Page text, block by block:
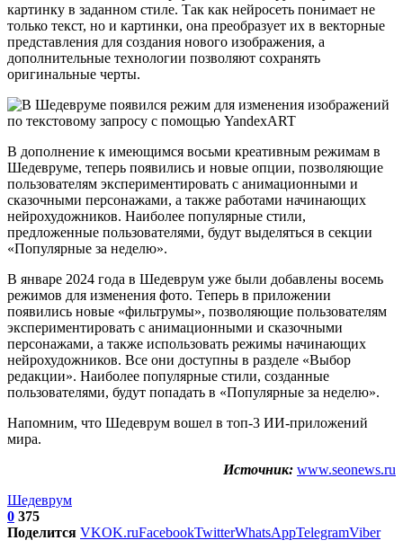
картинку в заданном стиле. Так как нейросеть понимает не
только текст, но и картинки, она преобразует их в векторные
представления для создания нового изображения, а
дополнительные технологии позволяют сохранять
оригинальные черты.
В дополнение к имеющимся восьми креативным режимам в
Шедевруме, теперь появились и новые опции, позволяющие
пользователям экспериментировать с анимационными и
сказочными персонажами, а также работами начинающих
нейрохудожников. Наиболее популярные стили,
предложенные пользователями, будут выделяться в секции
«Популярные за неделю».
В январе 2024 года в Шедеврум уже были добавлены восемь
режимов для изменения фото. Теперь в приложении
появились новые «фильтрумы», позволяющие пользователям
экспериментировать с анимационными и сказочными
персонажами, а также использовать режимы начинающих
нейрохудожников. Все они доступны в разделе «Выбор
редакции». Наиболее популярные стили, созданные
пользователями, будут попадать в «Популярные за неделю».
Напомним, что Шедеврум вошел в топ-3 ИИ-приложений
мира.
Источник: www.seonews.ru
Шедеврум
0 375
Поделится VKOK.ruFacebookTwitterWhatsAppTelegramViber